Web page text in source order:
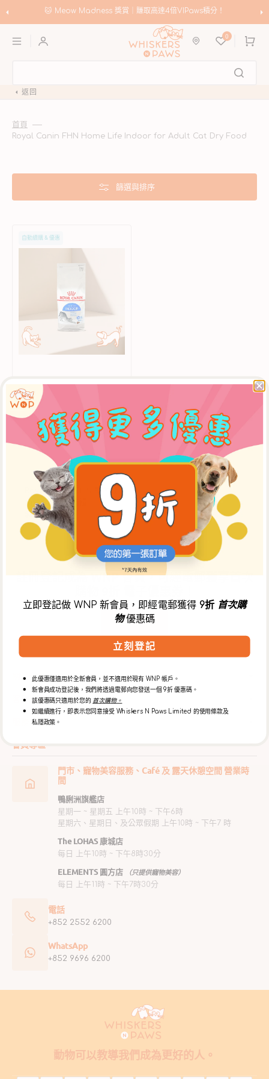
至
容
🐱 Meow Madness 獎賞｜賺取高達4倍VIPaws積分！
0
購
物
返回
首頁
Royal Canin FHN Home Life Indoor for Adult Cat Dry Food
篩選與排序
Royal
Canin
養
配
自動續購 & 優惠
商：
Royal Canin
Royal Canin FHN 室內成
貓營養配方成貓糧
$224.00 起 定
價
$280.00
註冊登記成為 WNP 會員，可經電郵獲享首次
立即註冊
關於我們
客戶服務
會員專區
門市、寵物美容服務、Café 及 露天休憩空間 營業時
間
鴨脷洲旗艦店
星期一 ~ 星期五 上午10時 ~ 下午6時
星期六、星期日、及公眾假期 上午10時 ~ 下午7 時
The LOHAS 康城店
每日 上午10時 ~ 下午8時30分
ELEMENTS 圓方店 （只提供寵物美容）
每日 上午11時 ~ 下午7時30分
電話
+852 2552 6200
WhatsApp
+852 9696 6200
動物可以教導我們成為更好的人。
立即登記做 WNP 新會員，即經電郵獲得 9折 首次購
物優惠碼
立刻登記
此優惠僅適用於全新會員，並不適用於現有 WNP 帳戶。
新會員成功登記後，我們將透過電郵向您發送一個 9折 優惠碼。
該優惠碼只適用於您的 首次購物。
如繼續進行，即表示您同意接受 Whiskers N Paws Limited 的使用條款及
私隱政策。